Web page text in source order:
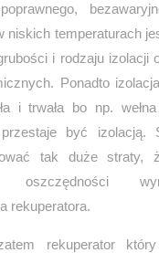
niskich temperaturach
i rodzaju izolacji
Ponadto
i trwała bo np.
być izolacją.
tak duże straty,
oszczędności
rekuperatora.
rekuperator